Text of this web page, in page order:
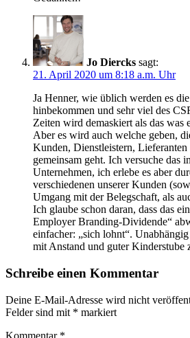
Jo Diercks sagt:
21. April 2020 um 8:18 a.m. Uhr
Ja Henner, wie üblich werden es
hinbekommen und sehr viel des
Zeiten wird demaskiert als das was
Aber es wird auch welche geben,
Kunden, Dienstleistern, Lieferanten
gemeinsam geht. Ich versuche das
Unternehmen, ich erlebe es aber
verschiedenen unserer Kunden
Umgang mit der Belegschaft, als
Ich glaube schon daran, dass das
Employer Branding-Dividende“
einfacher: „sich lohnt“.
mit Anstand und guter
Schreibe einen Kommentar
Deine E-Mail-Adresse wird nicht
Felder sind mit * markiert
Kommentar *